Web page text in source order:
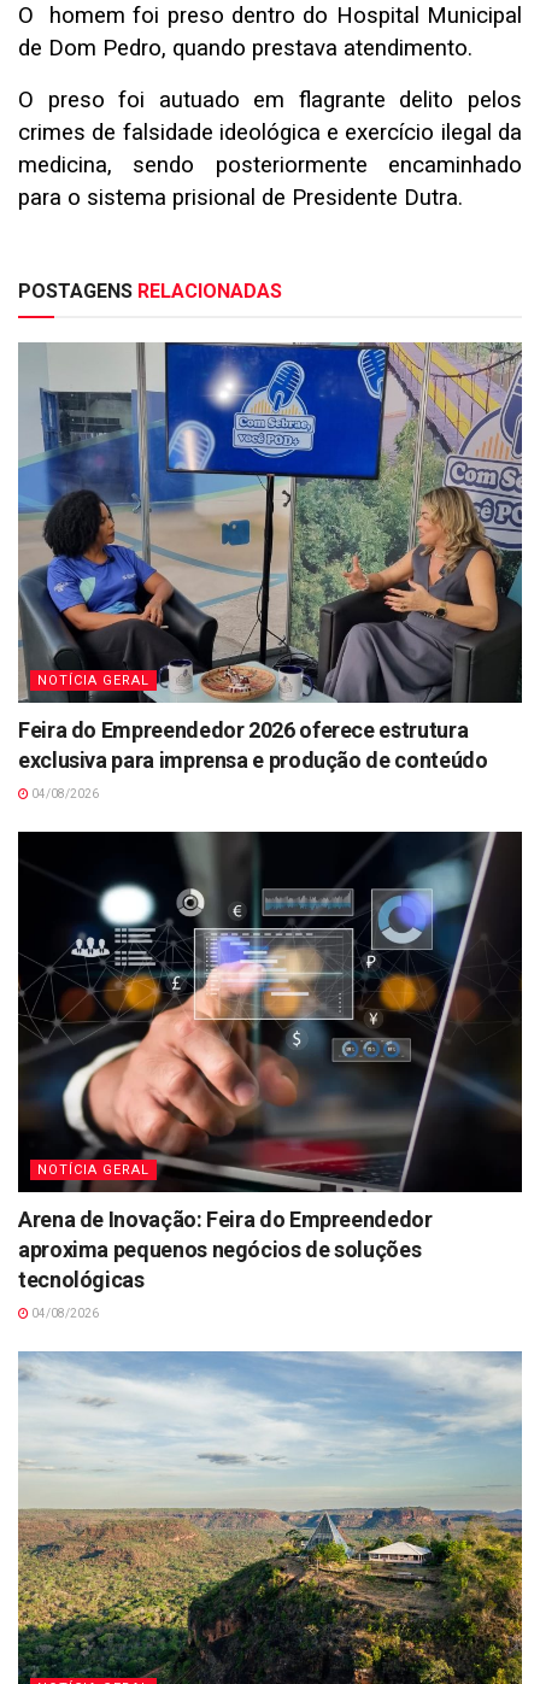
O homem foi preso dentro do Hospital Municipal
de Dom Pedro, quando prestava atendimento.
O preso foi autuado em flagrante delito pelos
crimes de falsidade ideológica e exercício ilegal da
medicina, sendo posteriormente encaminhado
para o sistema prisional de Presidente Dutra.
POSTAGENS RELACIONADAS
NOTÍCIA GERAL
Feira do Empreendedor 2026 oferece estrutura
exclusiva para imprensa e produção de conteúdo
04/08/2026
NOTÍCIA GERAL
Arena de Inovação: Feira do Empreendedor
aproxima pequenos negócios de soluções
tecnológicas
04/08/2026